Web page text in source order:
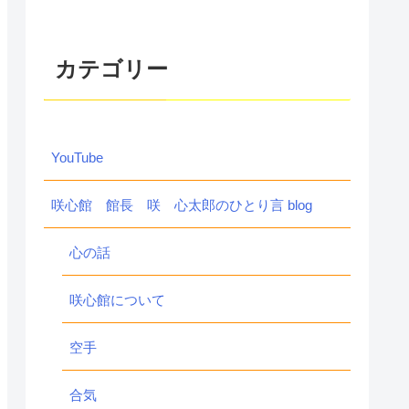
カテゴリー
YouTube
咲心館 館長 咲 心太郎のひとり言 blog
心の話
咲心館について
空手
合気